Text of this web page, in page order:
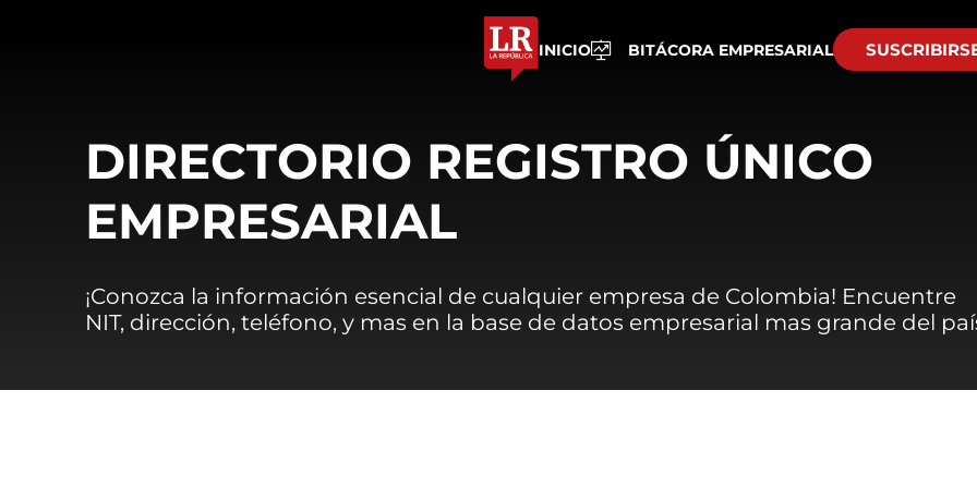
INICIO BITÁCORA EMPRESARIAL
DIRECTORIO REGISTRO ÚNICO
EMPRESARIAL
¡Conozca la información esencial de cualquier empresa de Colombia! Encuentre
NIT, dirección, teléfono, y mas en la base de datos empresarial mas grande del